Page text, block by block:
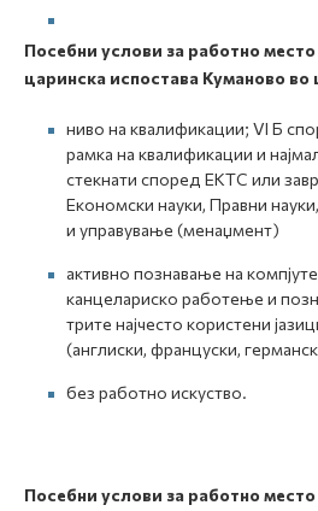
Посебни услови за работно
царинска испостава Куманово
ниво на квалификации; VI Б
рамка на квалификации и
стекнати според ЕКТС или
Економски науки, Правни
и управување (менаџмент)
активно познавање на
канцелариско работење и
трите најчесто користени
(англиски, француски,
без работно искуство.
Посебни услови за работно место